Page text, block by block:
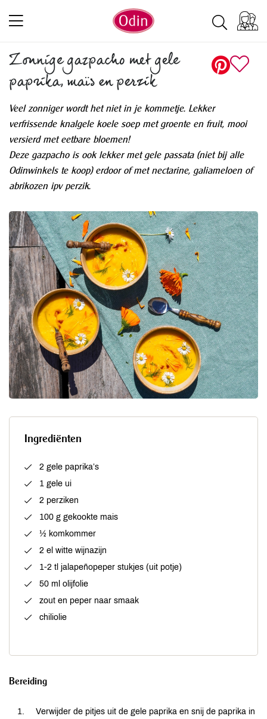
Zonnige gazpacho met gele
paprika, maïs en perzik
Veel zonniger wordt het niet in je kommetje. Lekker
verfrissende knalgele koele soep met groente en fruit, mooi
versierd met eetbare bloemen!
Deze gazpacho is ook lekker met gele passata (niet bij alle
Odinwinkels te koop) erdoor of met nectarine, galiameloen of
abrikozen ipv perzik.
Ingrediënten
2 gele paprika’s
1 gele ui
2 perziken
100 g gekookte mais
½ komkommer
2 el witte wijnazijn
1-2 tl jalapeñopeper stukjes (uit potje)
50 ml olijfolie
zout en peper naar smaak
chiliolie
Bereiding
Verwijder de pitjes uit de gele paprika en snij de paprika in